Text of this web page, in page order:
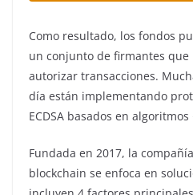
Como resultado, los fondos
un conjunto de firmantes
autorizar transacciones.
día están implementando
ECDSA basados ​​en algoritmos
Fundada en 2017, la
blockchain se enfoca en